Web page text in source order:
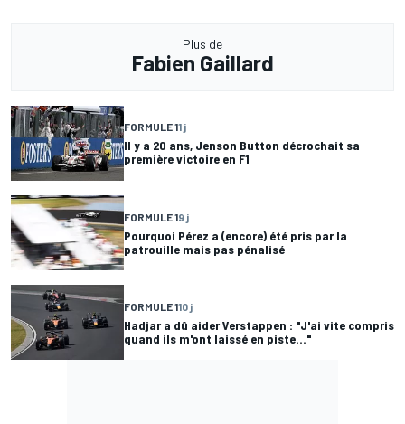
Plus de
Fabien Gaillard
FORMULE 11 j
Il y a 20 ans, Jenson Button décrochait sa
première victoire en F1
FORMULE 19 j
Pourquoi Pérez a (encore) été pris par la
patrouille mais pas pénalisé
FORMULE 110 j
Hadjar a dû aider Verstappen : "J'ai vite compris
quand ils m'ont laissé en piste..."